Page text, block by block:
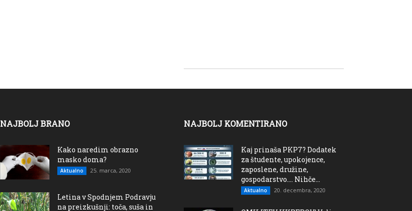
NAJBOLJ BRANO
Kako naredim obrazno
masko doma?
Aktualno 25. marca, 2020
Letina v Spodnjem Podravju
na preizkušnji: toča, suša in
NAJBOLJ KOMENTIRANO
Kaj prinaša PKP7? Dodatek
za študente, upokojence,
zaposlene, družine,
gospodarstvo…. Nihče...
Aktualno 20. decembra, 2020